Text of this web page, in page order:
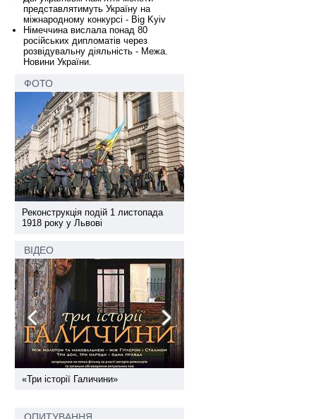
представлятимуть Україну на
міжнародному конкурсі - Big Kyiv
Німеччина вислала понад 80
російських дипломатів через
розвідувальну діяльність - Межа.
Новини України.
ФОТО
Реконструкція подій 1 листопада
1918 року у Львові
ВІДЕО
«Три історії Галичини»